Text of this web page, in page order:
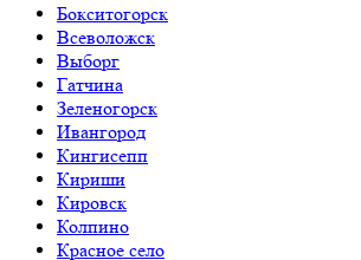
Бокситогорск
Всеволожск
Выборг
Гатчина
Зеленогорск
Ивангород
Кингисепп
Кириши
Кировск
Колпино
Красное село